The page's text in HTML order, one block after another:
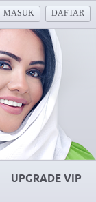
MASUK DAFTAR
UPGRADE VIP